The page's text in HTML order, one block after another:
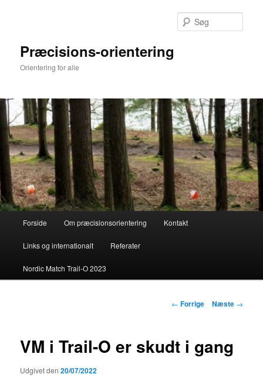
Præcisions-orientering
Orientering for alle
Forside Om præcisionsorientering Kontakt
Links og internationalt Referater
Nordic Match Trail-O 2023
Indlægsnavigation
← Forrige Næste →
VM i Trail-O er skudt i gang
Udgivet den20/07/2022